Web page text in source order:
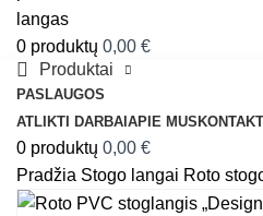
0 produktų 0,00 €
Produktai
PASLAUGOS
ATLIKTI DARBAI APIE MUS
0 produktų 0,00 €
Pradžia Stogo langai Roto